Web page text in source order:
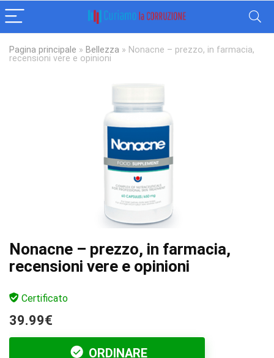
Pagina principale » Bellezza » Nonacne – prezzo, in farmacia,
recensioni vere e opinioni
Nonacne – prezzo, in farmacia,
recensioni vere e opinioni
Certificato
39.99€
ORDINARE